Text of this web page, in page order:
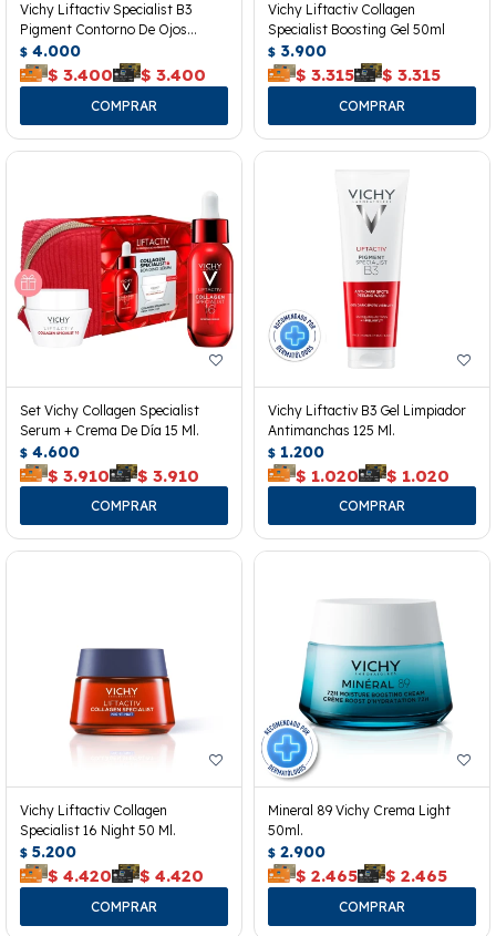
Vichy Liftactiv Specialist B3
Pigment Contorno De Ojos
Spf50+
$ 4.000
$ 3.400 $ 3.400
Vichy Liftactiv Collagen
Specialist Boosting Gel 50ml
$ 3.900
$ 3.315 $ 3.315
Set Vichy Collagen Specialist
Serum + Crema De Día 15 Ml.
$ 4.600
$ 3.910 $ 3.910
Vichy Liftactiv B3 Gel Limpiador
Antimanchas 125 Ml.
$ 1.200
$ 1.020 $ 1.020
Vichy Liftactiv Collagen
Specialist 16 Night 50 Ml.
$ 5.200
$ 4.420 $ 4.420
Mineral 89 Vichy Crema Light
50ml.
$ 2.900
$ 2.465 $ 2.465